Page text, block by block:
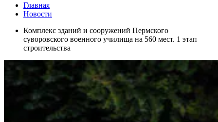
Главная
Новости
Комплекс зданий и сооружений Пермского
суворовского военного училища на 560 мест. 1 этап
строительства